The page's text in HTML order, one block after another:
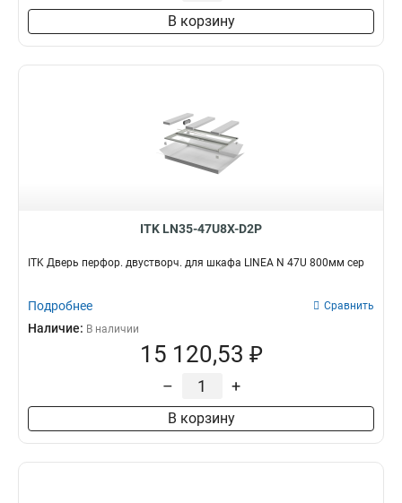
В корзину
ITK LN35-47U8X-D2P
ITK Дверь перфор. двустворч. для шкафа LINEA N 47U 800мм сер
Подробнее Сравнить
Наличие: В наличии
15 120,53 ₽
– +
В корзину